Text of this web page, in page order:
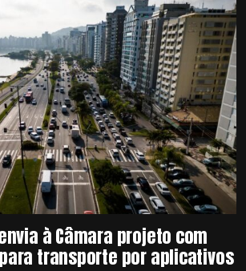
à Câmara projeto com
transporte por aplicativos